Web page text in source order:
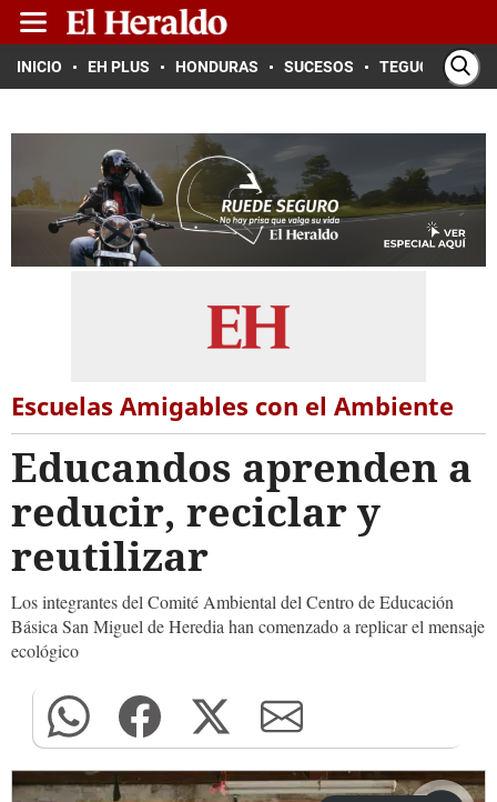
INICIO EH PLUS HONDURAS SUCESOS TEGUCIGALPA
Escuelas Amigables con el Ambiente
Educandos aprenden a
reducir, reciclar y
reutilizar
Los integrantes del Comité Ambiental del Centro de Educación
Básica San Miguel de Heredia han comenzado a replicar el mensaje
ecológico